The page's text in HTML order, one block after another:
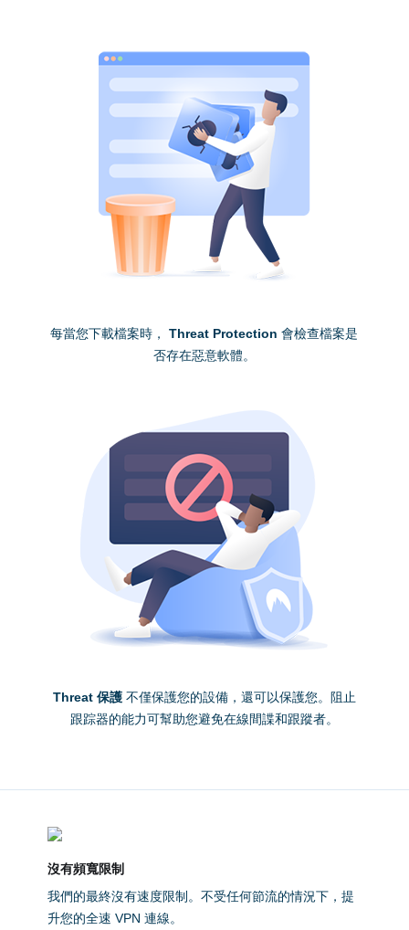
每當您下載檔案時，Threat Protection 會檢查檔案是
否存在惡意軟體。
Threat 保護不僅保護您的設備，還可以保護您。阻止
跟踪器的能力可幫助您避免在線間諜和跟蹤者。
沒有頻寬限制
我們的最終沒有速度限制。不受任何節流的情況下，提
升您的全速 VPN 連線。